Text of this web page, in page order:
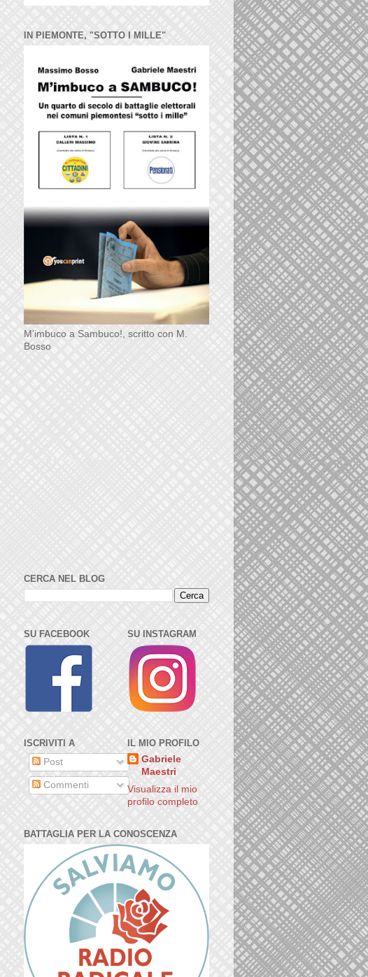
IN PIEMONTE, "SOTTO I MILLE"
M'imbuco a Sambuco!, scritto con M.
Bosso
CERCA NEL BLOG
SU FACEBOOK
ISCRIVITI A
Post
Commenti
SU INSTAGRAM
IL MIO PROFILO
Gabriele
Maestri
Visualizza il mio
profilo completo
BATTAGLIA PER LA CONOSCENZA